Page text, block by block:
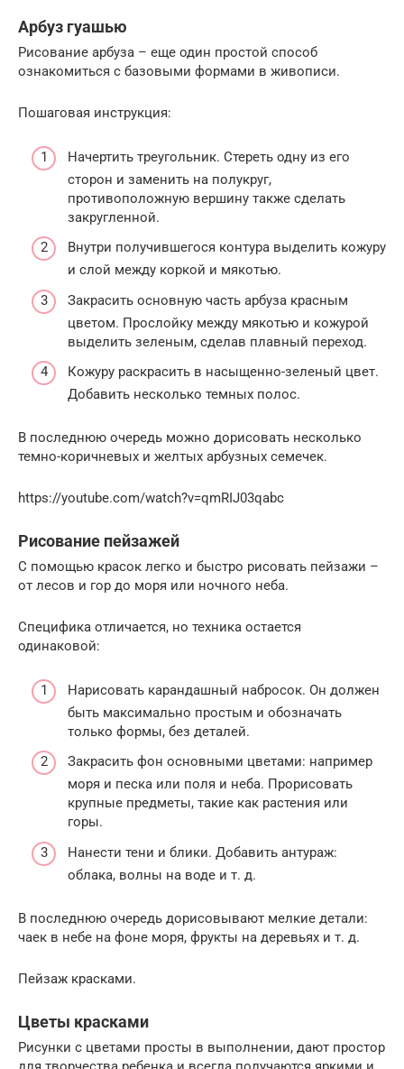
Арбуз гуашью
Рисование арбуза – еще один простой способ
ознакомиться с базовыми формами в живописи.
Пошаговая инструкция:
Начертить треугольник. Стереть одну из его
сторон и заменить на полукруг,
противоположную вершину также сделать
закругленной.
Внутри получившегося контура выделить кожуру
и слой между коркой и мякотью.
Закрасить основную часть арбуза красным
цветом. Прослойку между мякотью и кожурой
выделить зеленым, сделав плавный переход.
Кожуру раскрасить в насыщенно-зеленый цвет.
Добавить несколько темных полос.
В последнюю очередь можно дорисовать несколько
темно-коричневых и желтых арбузных семечек.
https://youtube.com/watch?v=qmRIJ03qabc
Рисование пейзажей
С помощью красок легко и быстро рисовать пейзажи –
от лесов и гор до моря или ночного неба.
Специфика отличается, но техника остается
одинаковой:
Нарисовать карандашный набросок. Он должен
быть максимально простым и обозначать
только формы, без деталей.
Закрасить фон основными цветами: например
моря и песка или поля и неба. Прорисовать
крупные предметы, такие как растения или
горы.
Нанести тени и блики. Добавить антураж:
облака, волны на воде и т. д.
В последнюю очередь дорисовывают мелкие детали:
чаек в небе на фоне моря, фрукты на деревьях и т. д.
Пейзаж красками.
Цветы красками
Рисунки с цветами просты в выполнении, дают простор